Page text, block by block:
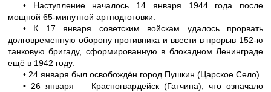
• Наступление началось 14 января 1944 года после
мощной 65-минутной артподготовки.
• К 17 января советским войскам удалось прорвать
долговременную оборону противника и ввести в прорыв 152-ю
танковую бригаду, сформированную в блокадном Ленинграде
ещё в 1942 году.
• 24 января был освобождён город Пушкин (Царское Село).
• 26 января — Красногвардейск (Гатчина), что означало